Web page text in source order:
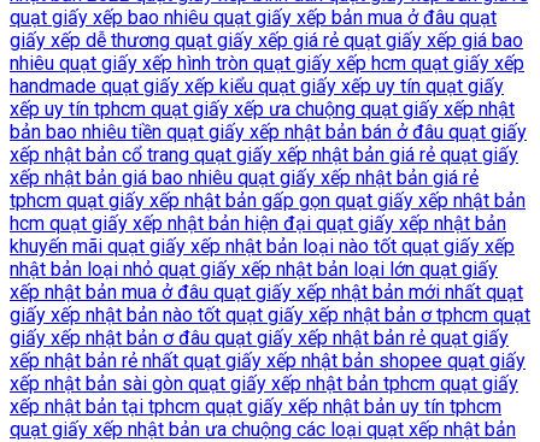
quạt giấy xếp bao nhiêu quạt giấy xếp bản mua ở đâu quạt
giấy xếp dễ thương quạt giấy xếp giá rẻ quạt giấy xếp giá bao
nhiêu quạt giấy xếp hình tròn quạt giấy xếp hcm quạt giấy xếp
handmade quạt giấy xếp kiểu quạt giấy xếp uy tín quạt giấy
xếp uy tín tphcm quạt giấy xếp ưa chuộng quạt giấy xếp nhật
bản bao nhiêu tiền quạt giấy xếp nhật bản bán ở đâu quạt giấy
xếp nhật bản cổ trang quạt giấy xếp nhật bản giá rẻ quạt giấy
xếp nhật bản giá bao nhiêu quạt giấy xếp nhật bản giá rẻ
tphcm quạt giấy xếp nhật bản gấp gọn quạt giấy xếp nhật bản
hcm quạt giấy xếp nhật bản hiện đại quạt giấy xếp nhật bản
khuyến mãi quạt giấy xếp nhật bản loại nào tốt quạt giấy xếp
nhật bản loại nhỏ quạt giấy xếp nhật bản loại lớn quạt giấy
xếp nhật bản mua ở đâu quạt giấy xếp nhật bản mới nhất quạt
giấy xếp nhật bản nào tốt quạt giấy xếp nhật bản ơ tphcm quạt
giấy xếp nhật bản ơ đâu quạt giấy xếp nhật bản rẻ quạt giấy
xếp nhật bản rẻ nhất quạt giấy xếp nhật bản shopee quạt giấy
xếp nhật bản sài gòn quạt giấy xếp nhật bản tphcm quạt giấy
xếp nhật bản tại tphcm quạt giấy xếp nhật bản uy tín tphcm
quạt giấy xếp nhật bản ưa chuộng các loại quạt xếp nhật bản